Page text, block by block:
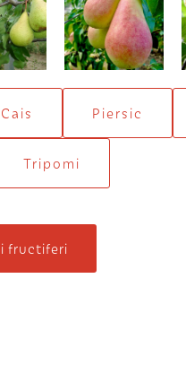
Harrow Sweet
Cais Piersic
Tripomi
fructiferi